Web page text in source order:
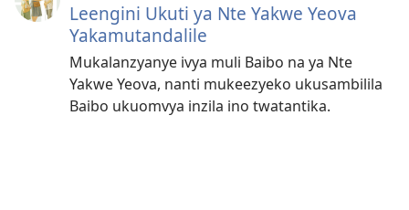
Leengini Ukuti ya Nte Yakwe Yeova
Yakamutandalile
Mukalanzyanye ivya muli Baibo na ya Nte
Yakwe Yeova, nanti mukeezyeko ukusambilila
Baibo ukuomvya inzila ino twatantika.